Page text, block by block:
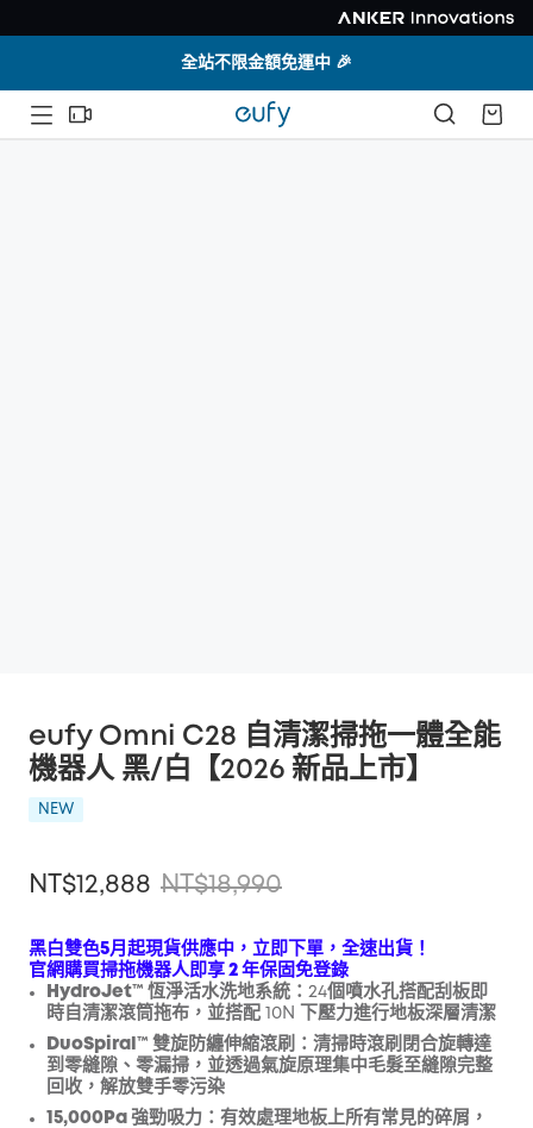
全站不限金額免運中 🎉
eufy Omni C28 自清潔掃拖一體全能
機器人 黑/白【2026 新品上市】
NEW
NT$12,888 NT$18,990
折扣
複製
黑白雙色5月起現貨供應中，立即下單，全速出貨！
官網購買掃拖機器人即享 2 年保固免登錄
HydroJet™ 恆淨活水洗地系統： 24個噴水孔搭配刮板即
時自清潔滾筒拖布，並搭配 10N 下壓力進行地板深層清潔
DuoSpiral™ 雙旋防纏伸縮滾刷： 清掃時滾刷閉合旋轉達
到零縫隙、零漏掃，並透過氣旋原理集中毛髮至縫隙完整
回收，解放雙手零污染
15,000 Pa 強勁吸力： 有效處理地板上所有常見的碎屑，